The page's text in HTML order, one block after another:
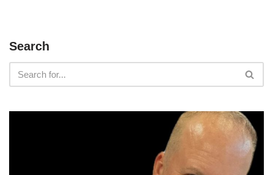
Search